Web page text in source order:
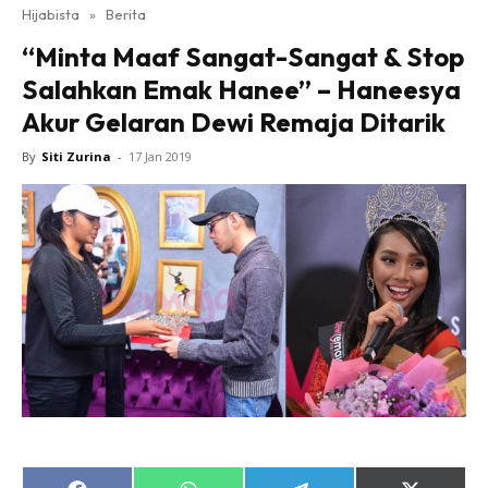
Hijabista » Berita
“Minta Maaf Sangat-Sangat & Stop
Salahkan Emak Hanee” – Haneesya
Akur Gelaran Dewi Remaja Ditarik
By Siti Zurina - 17 Jan 2019